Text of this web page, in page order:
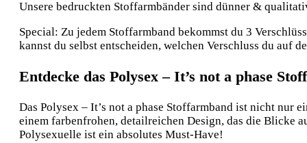
Unsere bedruckten Stoffarmbänder sind dünner &
Special: Zu jedem Stoffarmband bekommst du 3
kannst du selbst entscheiden, welchen Verschluss du auf
Entdecke das Polysex – It’s not a phase
Das Polysex – It’s not a phase Stoffarmband ist nicht nur
einem farbenfrohen, detailreichen Design, das die Blicke
Polysexuelle ist ein absolutes Must-Have!